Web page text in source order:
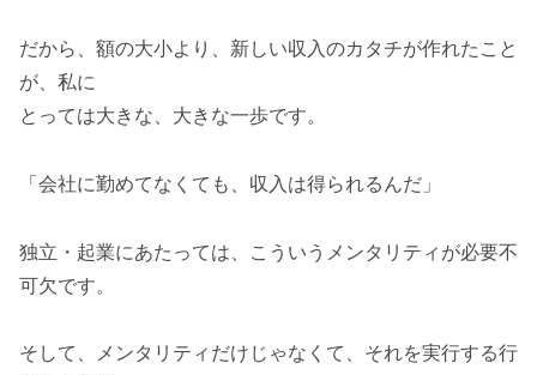
だから、額の大小より、新しい収入のカタチが作れたこと
が、私に
とっては大きな、大きな一歩です。
「会社に勤めてなくても、収入は得られるんだ」
独立・起業にあたっては、こういうメンタリティが必要不
可欠です。
そして、メンタリティだけじゃなくて、それを実行する行